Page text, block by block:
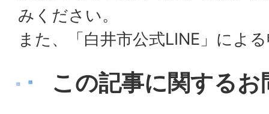
みください。
また、「白井市公式LINE」によ
この記事に関する